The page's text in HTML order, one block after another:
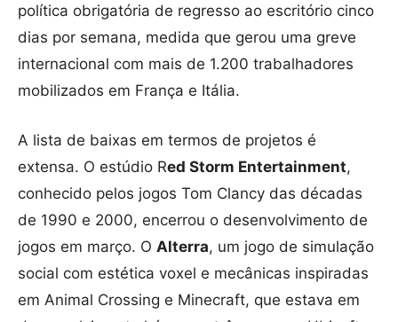
política obrigatória de regresso ao escritório cinco
dias por semana, medida que gerou uma greve
internacional com mais de 1.200 trabalhadores
mobilizados em França e Itália.
A lista de baixas em termos de projetos é
extensa. O estúdio Red Storm Entertainment,
conhecido pelos jogos Tom Clancy das décadas
de 1990 e 2000, encerrou o desenvolvimento de
jogos em março. O Alterra, um jogo de simulação
social com estética voxel e mecânicas inspiradas
em Animal Crossing e Minecraft, que estava em